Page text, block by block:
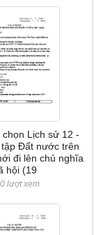
Lịch sử 12 -
tập Đất nước trên
đi lên chủ nghĩa
hội (19
lượt xem